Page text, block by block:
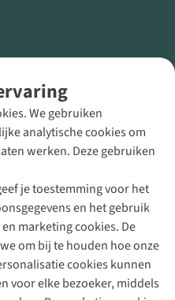
We gebruiken
analytische cookies om
werken. Deze gebruiken
je toestemming voor het
en het gebruik
marketing cookies. De
om bij te houden hoe onze
cookies kunnen
voor elke bezoeker, middels